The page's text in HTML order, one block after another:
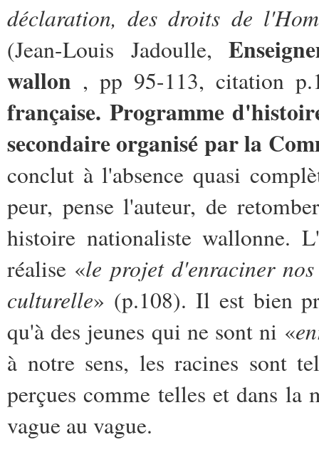
déclaration, des droits de
(Jean-Louis Jadoulle,
wallon , pp 95-113, citation
française. Programme
secondaire organisé par la
conclut à l'absence quasi
peur, pense l'auteur, de
histoire nationaliste wallonne.
réalise «le projet d'enraciner
culturelle» (p.108). Il est bien
qu'à des jeunes qui ne sont ni «
à notre sens, les racines sont
perçues comme telles et dans la
vague au vague.